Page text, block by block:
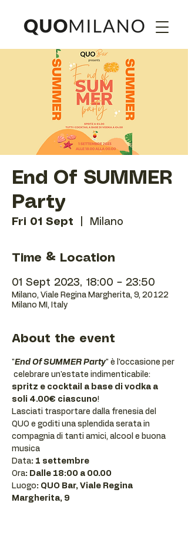
End Of SUMMER
Party
Fri 01 Sept Milano
Time & Location
01 Sept 2023, 18:00 – 23:50
Milano, Viale Regina Margherita, 9, 20122
Milano MI, Italy
About the event
"End Of SUMMER Party" è l'occasione per
celebrare un'estate indimenticabile:
spritz e cocktail a base di vodka a
soli 4.00€ ciascuno!
Lasciati trasportare dalla frenesia del
QUO e goditi una splendida serata in
compagnia di tanti amici, alcool e buona
musica
Data: 1 settembre
Ora: Dalle 18:00 a 00.00
Luogo: QUO Bar, Viale Regina
Margherita, 9